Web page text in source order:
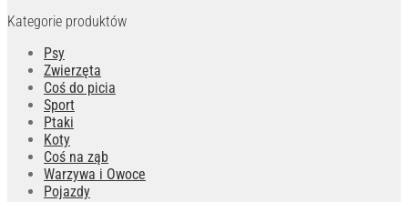
Kategorie produktów
Psy
Zwierzęta
Coś do picia
Sport
Ptaki
Koty
Coś na ząb
Warzywa i Owoce
Pojazdy